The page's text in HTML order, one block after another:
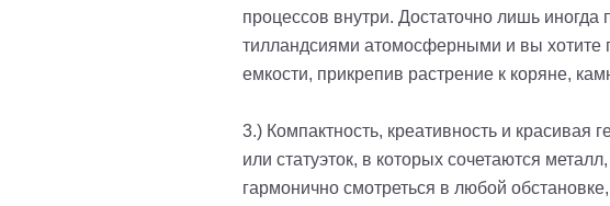
процессов внутри. Достаточно лишь
тилландсиями атомосферными и вы хотите
емкости, прикрепив растрение к коряне,
3.) Компактность, креативность и
или статуэток, в которых сочетаются
гармонично смотреться в любой